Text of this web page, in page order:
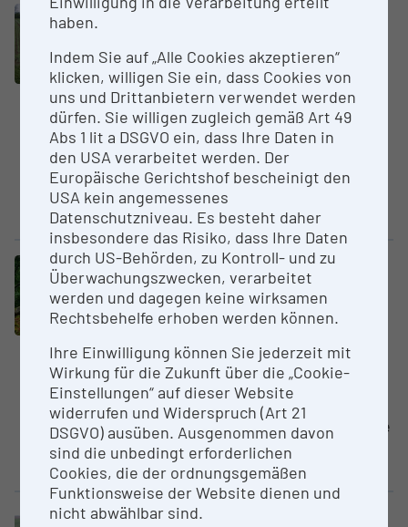
Räumliche Forschungsinfrastruktur
ESFRI-Forschungs­infrastrukturen „eLTER RI“
Rottenhaus/Grabenegg (AGES)
LTER-Austria - Gesellschaft für
ökologische Langzeitforschung
The Grabenegg Field Station
(Alpenvorland), Lower Austria, is
an agricultural research site of
the Austrian...
Räumliche Forschungsinfrastruktur
Cluster „Biodiversität & LTER“
ESFRI-Forschungs­infrastrukturen „eLTER RI“
Kalkalpen National Park
LTER-Austria - Gesellschaft für
ökologische Langzeitforschung
Kalkalpen National Park is made
up of two mountain ranges: * The
Reichraminger Hintergebirge
is...
Räumliche Forschungsinfrastruktur
haben.
Indem Sie auf „Alle Cookies akzeptieren“
klicken, willigen Sie ein, dass Cookies von
uns und Drittanbietern verwendet werden
dürfen. Sie willigen zugleich gemäß Art 49
Abs 1 lit a DSGVO ein, dass Ihre Daten in
den USA verarbeitet werden. Der
Europäische Gerichtshof bescheinigt den
USA kein angemessenes
Datenschutzniveau. Es besteht daher
insbesondere das Risiko, dass Ihre Daten
durch US-Behörden, zu Kontroll- und zu
Überwachungszwecken, verarbeitet
werden und dagegen keine wirksamen
Rechtsbehelfe erhoben werden können.
Ihre Einwilligung können Sie jederzeit mit
Wirkung für die Zukunft über die „Cookie-
Einstellungen“ auf dieser Website
widerrufen und Widerspruch (Art 21
DSGVO) ausüben. Ausgenommen davon
sind die unbedingt erforderlichen
Cookies, die der ordnungsgemäßen
Funktionsweise der Website dienen und
nicht abwählbar sind.